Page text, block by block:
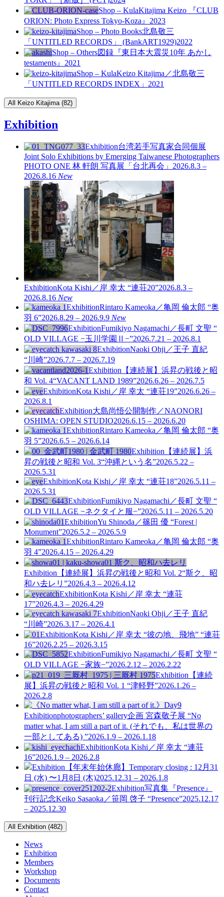
Shop – KulaKitajima Keizo 『CLUB
ORION: Photo Express Tokyo-Koza』 2023
Shop – Photo Books北島敬三
「UNTITLED RECORDS」 (BankART1929)2022
Shop – Others図録『東日本大震災10年 あかし
testaments』 2021
Shop – KulaKeizo Kitajima／北島敬三
「UNTITLED RECORDS INDEX」 2021
All Keizo Kitajima (82)
Exhibition
Exhibition台湾若手写真家合同個展
Joint Solo Exhibitions by Emerging Taiwanese Photographers
PHOTO ONE 林 軒朗 写真展「台北再会」 2026.8.3 –
2026.8.16 New
ExhibitionKota Kishi／岸 幸太 “連荘20”2026.8.3 –
2026.8.16 New
ExhibitionRintaro Kameoka／亀岡 倫太郎 “奥
羽 6”2026.8.29 – 2026.9.9 New
ExhibitionFumikiyo Nagamachi／長町 文聖 “
OLD VILLAGE −玉川学園Ⅱ−”2026.7.21 – 2026.8.1
ExhibitionNaoki Ohji／王子 直紀
“川崎”2026.7.7 – 2026.7.19
Exhibition 【連続展】浜昇の戦後と昭
和 Vol. 4“VACANT LAND 1989”2026.6.26 – 2026.7.5
ExhibitionKota Kishi／岸 幸太 “連荘19”2026.6.26 –
2026.8.1
Exhibition大島尚悟公開制作／NAONORI
OSHIMA: OPEN STUDIO2026.6.15 – 2026.6.20
ExhibitionRintaro Kameoka／亀岡 倫太郎 “奥
羽 5”2026.6.5 – 2026.6.14
Exhibition 【連続展】浜
昇の戦後と昭和 Vol. 3“沖縄という名”2026.5.22 –
2026.5.31
ExhibitionKota Kishi／岸 幸太 “連荘18”2026.5.11 –
2026.5.31
ExhibitionFumikiyo Nagamachi／長町 文聖 “
OLD VILLAGE −ネクタイと服−”2026.5.11 – 2026.5.20
ExhibitionYu Shinoda／篠田 優 “Forest |
Monument”2026.5.2 – 2026.5.9
ExhibitionRintaro Kameoka／亀岡 倫太郎 “奥
羽 4”2026.4.15 – 2026.4.29
Exhibition 【連続展】浜昇の戦後と昭和 Vol. 2“斯ク、昭
和ハ去レリ”2026.4.3 – 2026.4.12
ExhibitionKota Kishi／岸 幸太 “連荘
17”2026.4.3 – 2026.4.29
ExhibitionNaoki Ohji／王子 直紀
“川崎”2026.3.17 – 2026.4.1
ExhibitionKota Kishi／岸 幸太 “彼の地、飛地” “連荘
16”2026.2.25 – 2026.3.15
ExhibitionFumikiyo Nagamachi／長町 文聖 “
OLD VILLAGE −家族−”2026.2.12 – 2026.2.22
Exhibition 【連続
展】浜昇の戦後と昭和 Vol. 1 “津軽野”2026.1.26 –
2026.2.8
Exhibitionphotographers’ gallery企画 宮森敬子展 “No
matter what, I am still a part of it. (それでも、私は世界の
一部としてある) ”2026.1.9 – 2026.1.18
ExhibitionKota Kishi／岸 幸太 “連荘
16”2026.1.9 – 2026.2.8
Exhibition 【年末年始休廊】Temporary closing : 12月31
日 (水) 〜1月8日 (木)2025.12.31 – 2026.1.8
Exhibition写真集『Presence』
刊行記念Keiko Sasaoka／笹岡 啓子 “Presence”2025.12.17
– 2025.12.30
All Exhibition (482)
News
Exhibition
Members
Workshop
Documents
Contact